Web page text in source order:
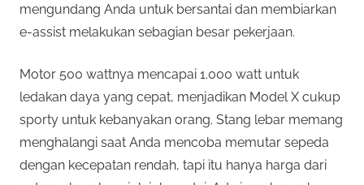
mengundang Anda untuk bersantai dan membiarkan
e-assist melakukan sebagian besar pekerjaan.
Motor 500 wattnya mencapai 1.000 watt untuk
ledakan daya yang cepat, menjadikan Model X cukup
sporty untuk kebanyakan orang. Stang lebar memang
menghalangi saat Anda mencoba memutar sepeda
dengan kecepatan rendah, tapi itu hanya harga dari